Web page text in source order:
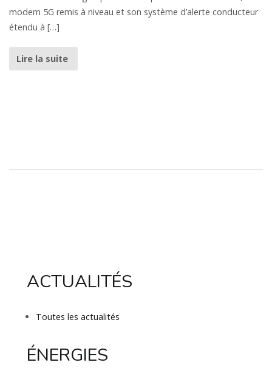
modem 5G remis à niveau et son système d’alerte conducteur
étendu à […]
Lire la suite
ACTUALITÉS
Toutes les actualités
ÉNERGIES